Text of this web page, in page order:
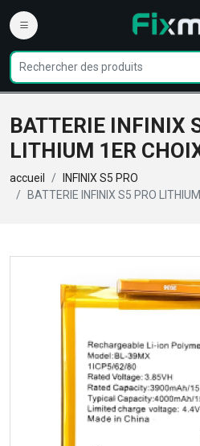
BATTERIE INFINIX
LITHIUM 1ER
accueil
INFINIX S5 PRO
BATTERIE INFINIX S5 PRO